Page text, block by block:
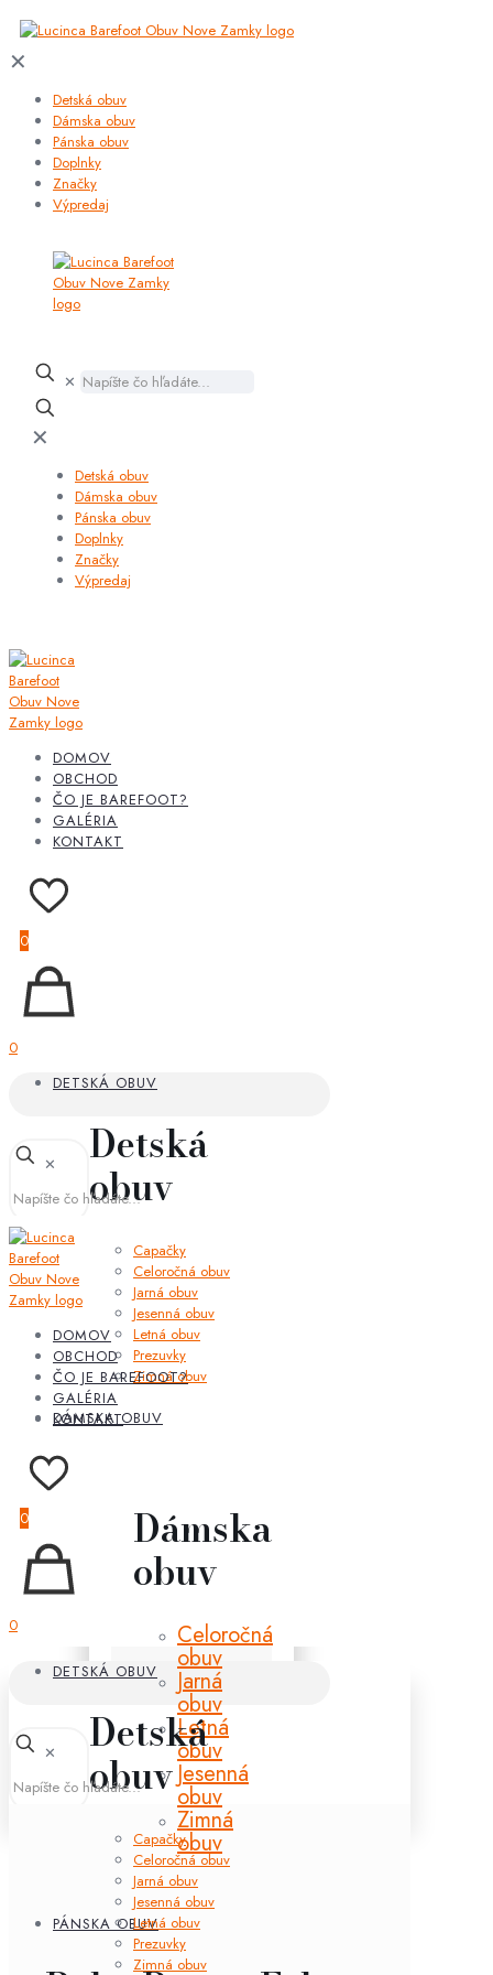
✕
Detská obuv
Dámska obuv
Pánska obuv
Doplnky
Značky
Výpredaj
✕
✕
Detská obuv
Dámska obuv
Pánska obuv
Doplnky
Značky
Výpredaj
DOMOV
OBCHOD
ČO JE BAREFOOT?
GALÉRIA
KONTAKT
0
0
DETSKÁ OBUV
Detská
obuv
Capačky
Celoročná obuv
Jarná obuv
Jesenná obuv
Letná obuv
Prezuvky
Zimná obuv
DÁMSKA OBUV
Dámska
obuv
Celoročná
obuv
Jarná
obuv
Letná
obuv
Jesenná
obuv
Zimná
obuv
PÁNSKA OBUV
✕
DOMOV
OBCHOD
ČO JE BAREFOOT?
GALÉRIA
KONTAKT
0
0
DETSKÁ OBUV
Detská
obuv
Capačky
Celoročná obuv
Jarná obuv
Jesenná obuv
Letná obuv
Prezuvky
Zimná obuv
✕